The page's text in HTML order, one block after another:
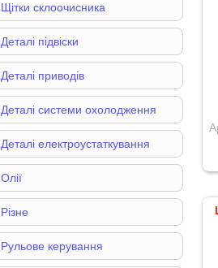
Щітки склоочисника
Деталі підвіски
Деталі приводів
Деталі системи охолодження
Деталі електроустаткування
Олії
Різне
Рульове керування